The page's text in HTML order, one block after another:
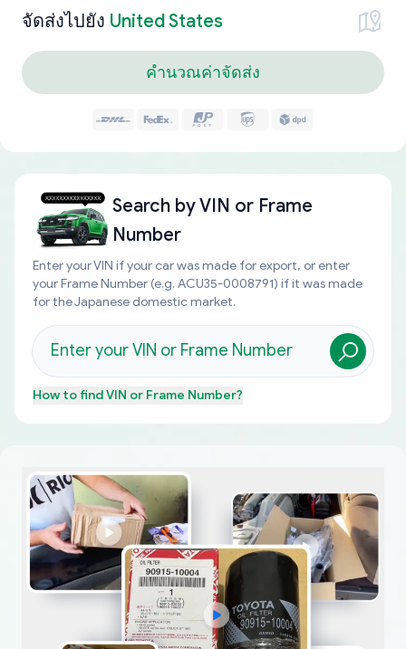
จัดส่งไปยัง United States
คำนวณค่าจัดส่ง
Search byVIN or Frame
Number
Enter your VIN if your car was made for export, or enter
your Frame Number (e.g. ACU35-0008791) if it was made
for the Japanese domestic market.
How to findVIN or Frame Number?